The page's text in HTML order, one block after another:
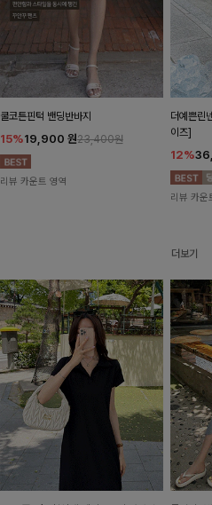
쿨코튼핀턱 밴딩반바지
15%19,900 원23,400원
리뷰 카운트 영역
더예쁜린
이즈]
12%
리뷰 카운
더보기